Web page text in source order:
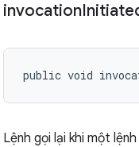
invocation
public void
Lệnh gọi lại khi một